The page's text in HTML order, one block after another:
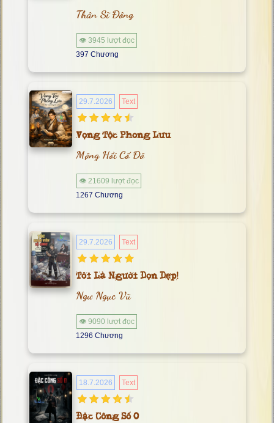
Thân Sĩ Đông
👁 3945 lượt đọc
397 Chương
29.7.2026 Text
Vọng Tộc Phong Lưu
Mộng Hồi Cố Đô
👁 21609 lượt đọc
1267 Chương
29.7.2026 Text
Tôi Là Người Dọn Dẹp!
Ngư Ngục Vũ
👁 9090 lượt đọc
1296 Chương
18.7.2026 Text
Đặc Công Số 0